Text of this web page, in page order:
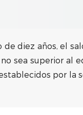
diez años, el
sea superior al
por la